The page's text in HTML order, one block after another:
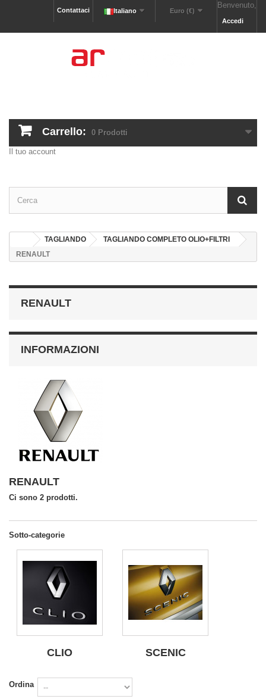
Benvenuto,
Accedi
Euro (€)
Italiano
Contattaci
Carrello: 0 Prodotti
Il tuo account
TAGLIANDO
TAGLIANDO COMPLETO OLIO+FILTRI
RENAULT
RENAULT
INFORMAZIONI
RENAULT
Ci sono 2 prodotti.
Sotto-categorie
CLIO SCENIC
Ordina